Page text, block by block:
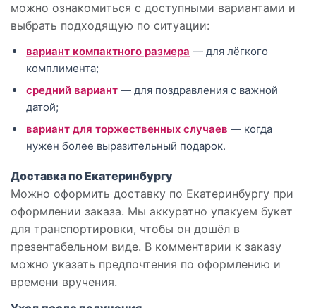
можно ознакомиться с доступными вариантами и
выбрать подходящую по ситуации:
вариант компактного размера — для лёгкого
комплимента;
средний вариант — для поздравления с важной
датой;
вариант для торжественных случаев — когда
нужен более выразительный подарок.
Доставка по Екатеринбургу
Можно оформить доставку по Екатеринбургу при
оформлении заказа. Мы аккуратно упакуем букет
для транспортировки, чтобы он дошёл в
презентабельном виде. В комментарии к заказу
можно указать предпочтения по оформлению и
времени вручения.